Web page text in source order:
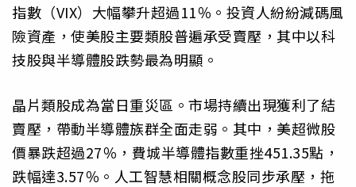
指數（VIX）大幅攀升超過11％。投資人紛紛減碼風
險資產，使美股主要類股普遍承受賣壓，其中以科
技股與半導體股跌勢最為明顯。
晶片類股成為當日重災區。市場持續出現獲利了結
賣壓，帶動半導體族群全面走弱。其中，美超微股
價暴跌超過27％，費城半導體指數重挫451.35點，
跌幅達3.57％。人工智慧相關概念股同步承壓，拖